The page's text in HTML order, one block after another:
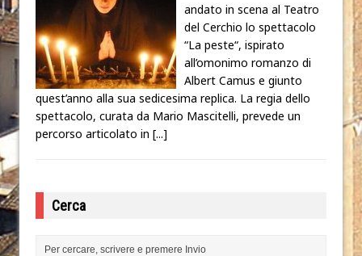
andato in scena al Teatro
del Cerchio lo spettacolo
“La peste“, ispirato
all’omonimo romanzo di
Albert Camus e giunto
quest’anno alla sua sedicesima replica. La regia dello
spettacolo, curata da Mario Mascitelli, prevede un
percorso articolato in [...]
Cerca